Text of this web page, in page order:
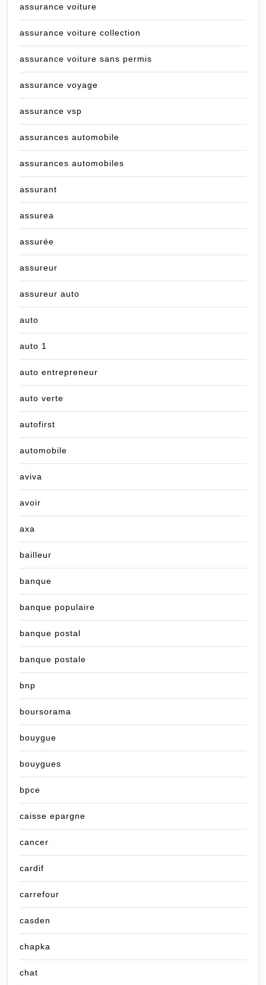
assurance voiture
assurance voiture collection
assurance voiture sans permis
assurance voyage
assurance vsp
assurances automobile
assurances automobiles
assurant
assurea
assurée
assureur
assureur auto
auto
auto 1
auto entrepreneur
auto verte
autofirst
automobile
aviva
avoir
axa
bailleur
banque
banque populaire
banque postal
banque postale
bnp
boursorama
bouygue
bouygues
bpce
caisse epargne
cancer
cardif
carrefour
casden
chapka
chat